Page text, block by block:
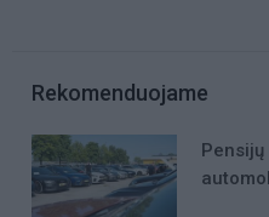
Rekomenduojame